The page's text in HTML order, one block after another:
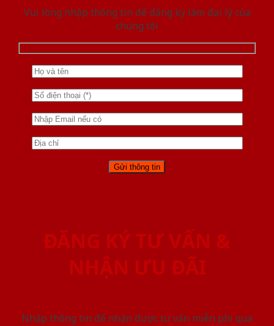
Vui lòng nhập thông tin để đăng ký làm đại lý của
chúng tôi
ĐĂNG KÝ TƯ VẤN &
NHẬN ƯU ĐÃI
Nhập thông tin để nhận được tư vấn miễn phí qua